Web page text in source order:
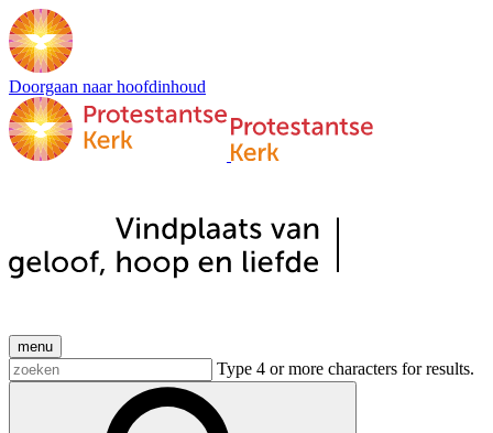
Doorgaan naar hoofdinhoud
menu
Type 4 or more characters for results.